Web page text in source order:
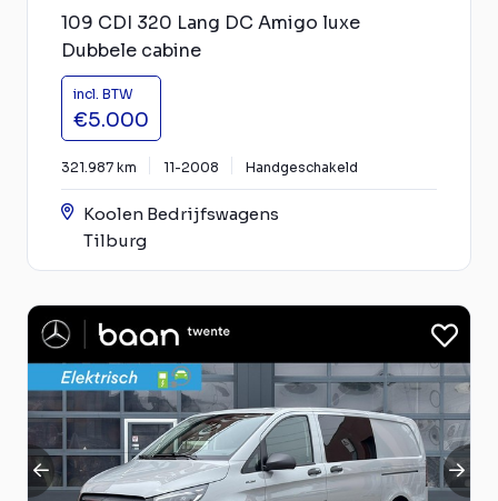
109 CDI 320 Lang DC Amigo luxe
Dubbele cabine
incl. BTW
€5.000
321.987 km 11-2008 Handgeschakeld
Koolen Bedrijfswagens
Tilburg